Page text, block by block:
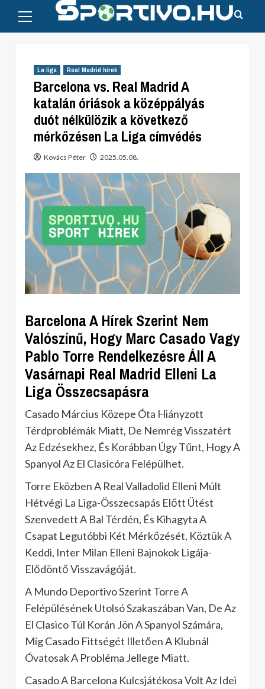
content
Menu
La liga Real Madrid hírek
Barcelona vs. Real Madrid A
katalán óriások a középpályás
duót nélkülözik a következő
mérkőzésen La Liga címvédés
Kovács Péter 2025.05.08.
Barcelona A Hírek Szerint Nem
Valószínű, Hogy Marc Casado Vagy
Pablo Torre Rendelkezésre Áll A
Vasárnapi Real Madrid Elleni La
Liga Összecsapásra
Casado Március Közepe Óta Hiányzott
Térdproblémák Miatt, De Nemrég Visszatért
Az Edzésekhez, És Korábban Úgy Tűnt, Hogy A
Spanyol Az El Clasicóra Felépülhet.
Torre Eközben A Real Valladolid Elleni Múlt
Hétvégi La Liga-Összecsapás Előtt Ütést
Szenvedett A Bal Térdén, És Kihagyta A
Csapat Legutóbbi Két Mérkőzését, Köztük A
Keddi, Inter Milan Elleni Bajnokok Ligája-
Elődöntő Visszavágóját.
A Mundo Deportivo Szerint Torre A
Felépülésének Utolsó Szakaszában Van, De Az
El Clasico Túl Korán Jön A Spanyol Számára,
Míg Casado Fittségét Illetően A Klubnál
Óvatosak A Probléma Jellege Miatt.
Casado A Barcelona Kulcsjátékosa Volt Az Idei